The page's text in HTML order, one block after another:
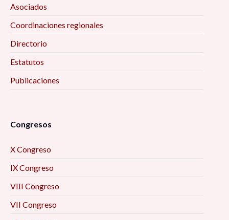
Asociados
Coordinaciones regionales
Directorio
Estatutos
Publicaciones
Congresos
X Congreso
IX Congreso
VIII Congreso
VII Congreso